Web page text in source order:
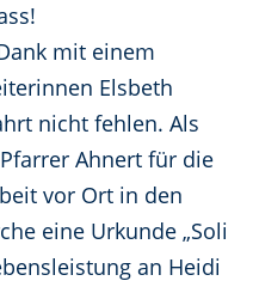
mit einem
Elsbeth
nicht fehlen. Als
Ahnert für die
vor Ort in den
eine Urkunde „Soli
an Heidi